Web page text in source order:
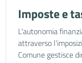
Imposte e
L'autonomia
attraverso
Comune gestisce